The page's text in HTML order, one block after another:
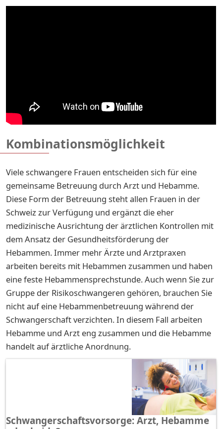
Kombinationsmöglichkeit
Viele schwangere Frauen entscheiden sich für eine
gemeinsame Betreuung durch Arzt und Hebamme.
Diese Form der Betreuung steht allen Frauen in der
Schweiz zur Verfügung und ergänzt die eher
medizinische Ausrichtung der ärztlichen Kontrollen mit
dem Ansatz der Gesundheitsförderung der
Hebammen. Immer mehr Ärzte und Arztpraxen
arbeiten bereits mit Hebammen zusammen und haben
eine feste Hebammensprechstunde. Auch wenn Sie zur
Gruppe der Risikoschwangeren gehören, brauchen Sie
nicht auf eine Hebammenbetreuung während der
Schwangerschaft verzichten. In diesem Fall arbeiten
Hebamme und Arzt eng zusammen und die Hebamme
handelt auf ärztliche Anordnung.
Schwangerschaftsvorsorge: Arzt, Hebamme